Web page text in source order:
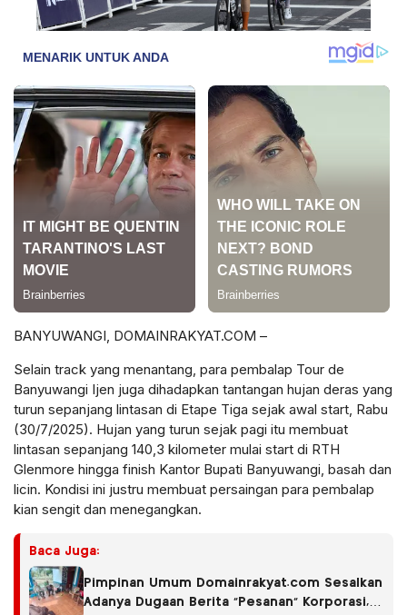
BANYUWANGI, DOMAINRAKYAT.COM –
Selain track yang menantang, para pembalap Tour de
Banyuwangi Ijen juga dihadapkan tantangan hujan deras yang
turun sepanjang lintasan di Etape Tiga sejak awal start, Rabu
(30/7/2025). Hujan yang turun sejak pagi itu membuat
lintasan sepanjang 140,3 kilometer mulai start di RTH
Glenmore hingga finish Kantor Bupati Banyuwangi, basah dan
licin. Kondisi ini justru membuat persaingan para pembalap
kian sengit dan menegangkan.
Baca Juga:
Pimpinan Umum Domainrakyat.com Sesalkan
Adanya Dugaan Berita “Pesanan” Korporasi,